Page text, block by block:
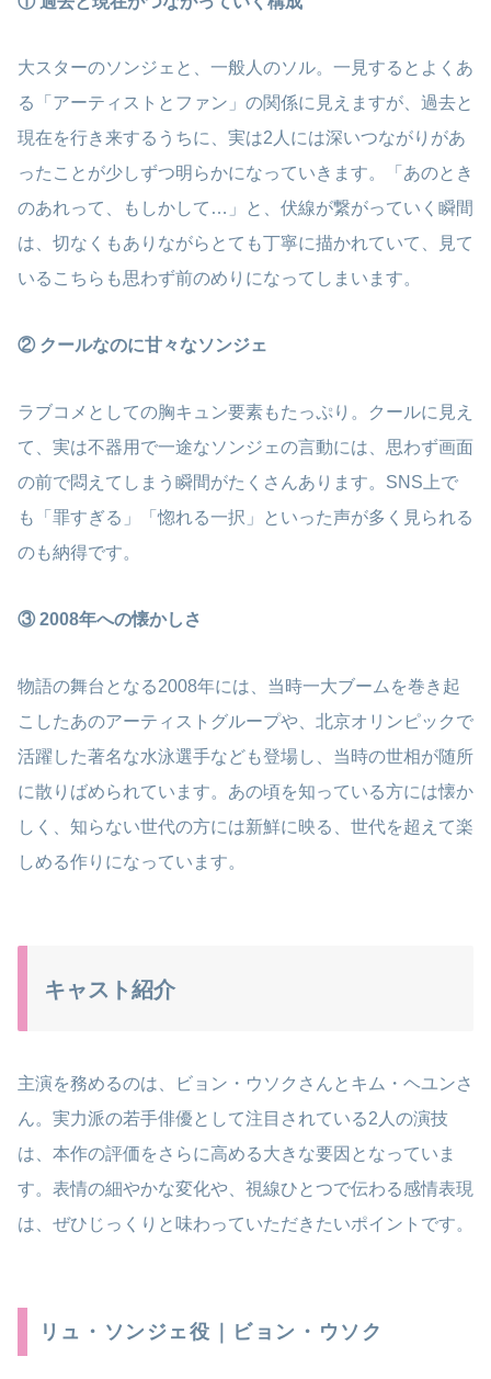
大スターのソンジェと、一般人のソル。一見するとよくあ
る「アーティストとファン」の関係に見えますが、過去と
現在を行き来するうちに、実は2人には深いつながりがあ
ったことが少しずつ明らかになっていきます。「あのとき
のあれって、もしかして…」と、伏線が繋がっていく瞬間
は、切なくもありながらとても丁寧に描かれていて、見て
いるこちらも思わず前のめりになってしまいます。
② クールなのに甘々なソンジェ
ラブコメとしての胸キュン要素もたっぷり。クールに見え
て、実は不器用で一途なソンジェの言動には、思わず画面
の前で悶えてしまう瞬間がたくさんあります。SNS上で
も「罪すぎる」「惚れる一択」といった声が多く見られる
のも納得です。
③ 2008年への懐かしさ
物語の舞台となる2008年には、当時一大ブームを巻き起
こしたあのアーティストグループや、北京オリンピックで
活躍した著名な水泳選手なども登場し、当時の世相が随所
に散りばめられています。あの頃を知っている方には懐か
しく、知らない世代の方には新鮮に映る、世代を超えて楽
しめる作りになっています。
キャスト紹介
主演を務めるのは、ビョン・ウソクさんとキム・ヘユンさ
ん。実力派の若手俳優として注目されている2人の演技
は、本作の評価をさらに高める大きな要因となっていま
す。表情の細やかな変化や、視線ひとつで伝わる感情表現
は、ぜひじっくりと味わっていただきたいポイントです。
リュ・ソンジェ役｜ビョン・ウソク